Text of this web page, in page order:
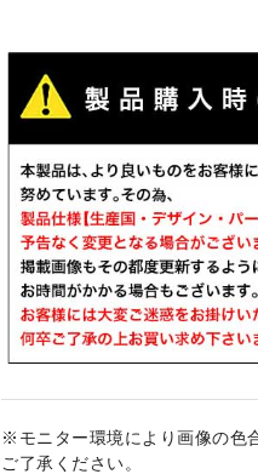
※モニター環境により画像の色
ご了承ください。